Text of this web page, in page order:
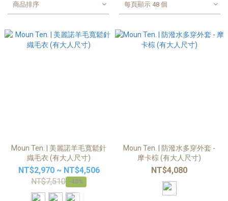
商品排序 每頁顯示 48 個
Moun Ten. | 美麗諾羊毛寬鬆針
織毛衣 (有大人尺寸)
NT$2,970 ~ NT$4,506
NT$7,510 -40%
Moun Ten. | 防潑水多穿外套 -
摩卡棕 (有大人尺寸)
NT$4,080